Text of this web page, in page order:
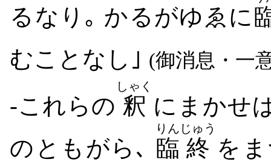
る​なり｡ かるがゆゑに
む​こと​なし｣ (御消息・一
-これらの 釈
しゃく
に​まかせ​
の​ともがら､ 臨
りん
終
じゅう
を​